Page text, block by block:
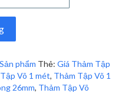
Sản phẩm Thẻ: Giá Thảm Tập
Võ 1 mét, Thảm Tập Võ 1
26mm, Thảm Tập Võ